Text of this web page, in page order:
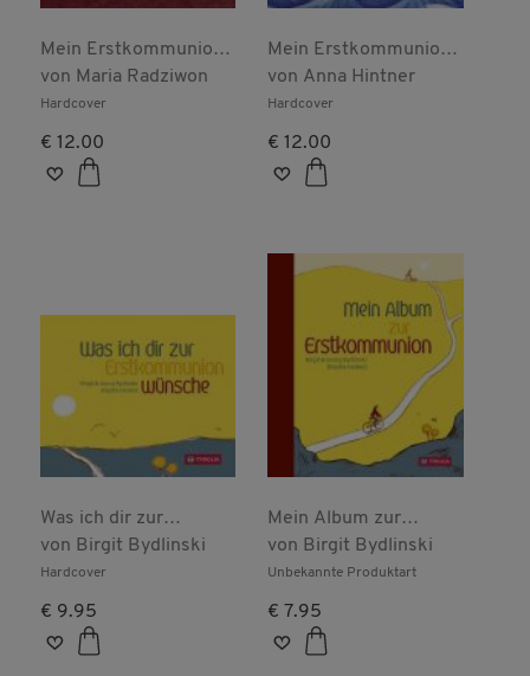
Mein Erstkommunion-
Messbuch -
Kunstleder
von Maria Radziwon
Hardcover
€ 12.00
Mein Erstkommunion-
Gebetbuch
von Anna Hintner
Hardcover
€ 12.00
Was ich dir zur
Erstkommunion
wünsche
von Birgit Bydlinski
Hardcover
€ 9.95
Mein Album zur
Erstkommunion
von Birgit Bydlinski
Unbekannte Produktart
€ 7.95